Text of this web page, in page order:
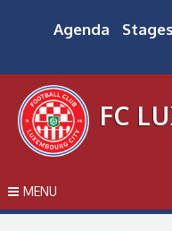
Agenda
FC
MENU